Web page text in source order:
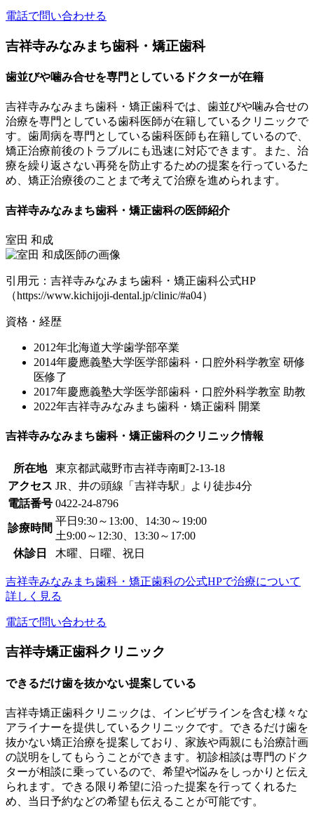
電話で問い合わせる
吉祥寺みなみまち歯科・矯正歯科
歯並びや噛み合せを専門としているドクターが在籍
吉祥寺みなみまち歯科・矯正歯科では、歯並びや噛み合せの
治療を専門としている歯科医師が在籍しているクリニックで
す。歯周病を専門としている歯科医師も在籍しているので、
矯正治療前後のトラブルにも迅速に対応できます。また、治
療を繰り返さない再発を防止するための提案を行っているた
め、矯正治療後のことまで考えて治療を進められます。
吉祥寺みなみまち歯科・矯正歯科の医師紹介
室田 和成
引用元：吉祥寺みなみまち歯科・矯正歯科公式HP
（https://www.kichijoji-dental.jp/clinic/#a04）
資格・経歴
2012年北海道大学歯学部卒業
2014年慶應義塾大学医学部歯科・口腔外科学教室 研修
医修了
2017年慶應義塾大学医学部歯科・口腔外科学教室 助教
2022年吉祥寺みなみまち歯科・矯正歯科 開業
吉祥寺みなみまち歯科・矯正歯科のクリニック情報
所在地
東京都武蔵野市吉祥寺南町2-13-18
アクセス JR、井の頭線「吉祥寺駅」より徒歩4分
電話番号 0422-24-8796
診療時間
平日9:30～13:00、14:30～19:00
土9:00～12:30、13:30～17:00
休診日
木曜、日曜、祝日
吉祥寺みなみまち歯科・矯正歯科の公式HPで治療について
詳しく見る
電話で問い合わせる
吉祥寺矯正歯科クリニック
できるだけ歯を抜かない提案している
吉祥寺矯正歯科クリニックは、インビザラインを含む様々な
アライナーを提供しているクリニックです。 できるだけ歯を
抜かない矯正治療を提案しており、家族や両親にも治療計画
の説明をしてもらうことができます。初診相談は専門のドク
ターが相談に乗っているので、希望や悩みをしっかりと伝え
られます。できる限り希望に沿った提案を行ってくれるた
め、当日予約などの希望も伝えることが可能です。